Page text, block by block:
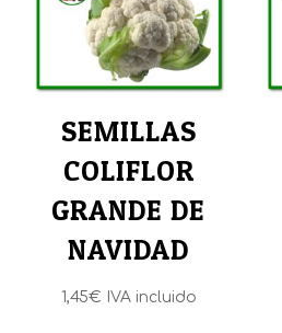
SEMILLAS
COLIFLOR
GRANDE DE
NAVIDAD
1,45€ IVA incluido